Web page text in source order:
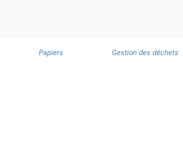
Papiers Gestion des déchets